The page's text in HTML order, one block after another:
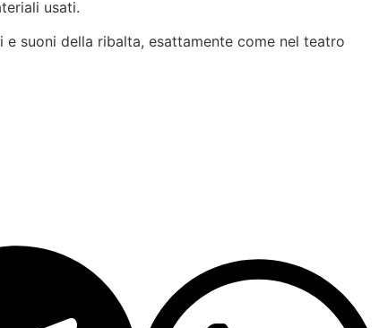
usati.
suoni della ribalta, esattamente come nel teatro